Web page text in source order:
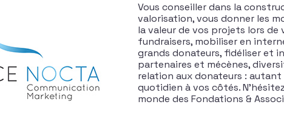
Vous conseiller dans la
valorisation, vous donner les
la valeur de vos projets lors de
fundraisers, mobiliser en
grands donateurs, fidéliser et
partenaires et mécènes,
relation aux donateurs : autant
quotidien à vos côtés.
monde des Fondations &